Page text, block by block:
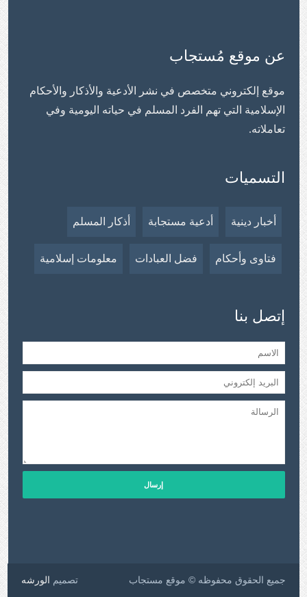
عن موقع مُستجاب
موقع إلكتروني متخصص في نشر الأدعية والأذكار والأحكام
الإسلامية التي تهم الفرد المسلم في حياته اليومية وفي
تعاملاته.
التسميات
أخبار دينية أدعية مستجابة أذكار المسلم
فتاوى وأحكام فضل العبادات معلومات إسلامية
إتصل بنا
جميع الحقوق محفوظه © موقع مستجاب تصميم الورشه